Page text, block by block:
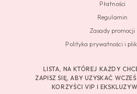
Płatności
Regulamin
Zasady promocji
Polityka prywatności i
LISTA, NA KTÓREJ KAŻDY
ZAPISZ SIĘ, ABY UZYSKAĆ
KORZYŚCI VIP I